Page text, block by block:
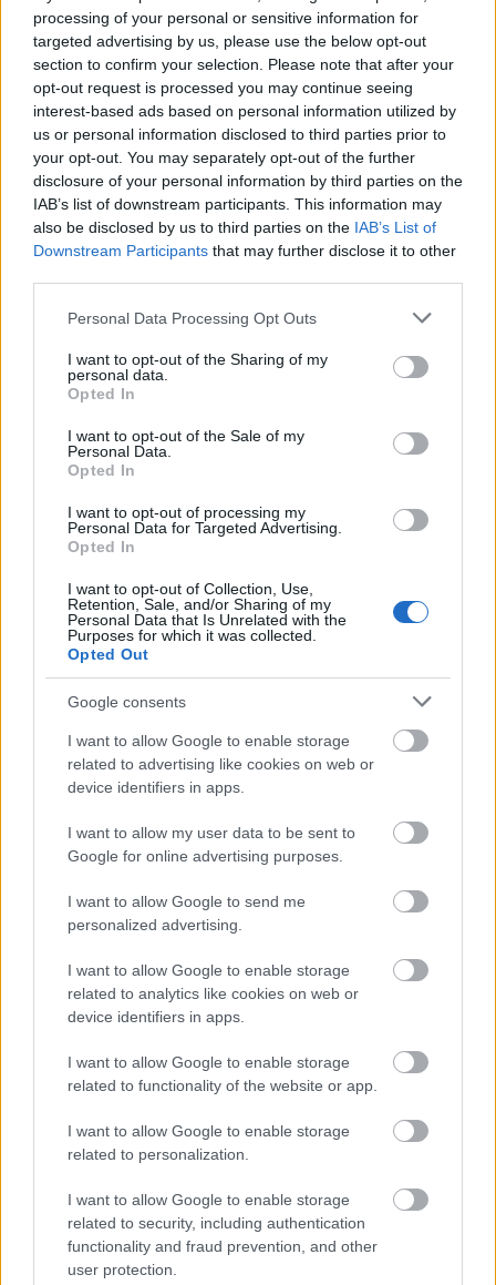
processing of your personal or sensitive information for
targeted advertising by us, please use the below opt-out
section to confirm your selection. Please note that after your
opt-out request is processed you may continue seeing
interest-based ads based on personal information utilized by
us or personal information disclosed to third parties prior to
your opt-out. You may separately opt-out of the further
disclosure of your personal information by third parties on the
IAB’s list of downstream participants. This information may
also be disclosed by us to third parties on the IAB’s List of
Downstream Participants that may further disclose it to other
Please note that this website/app uses one or more Google
not limited to your visit or usage behaviour. You may click to
grant or deny consent to Google and its third-party tags to
use your data for below specified purposes in below Google
consent section.
Personal Data Processing Opt Outs
I want to opt-out of the Sharing of my
personal data.
Opted In
I want to opt-out of the Sale of my
Personal Data.
Opted In
I want to opt-out of processing my
Personal Data for Targeted Advertising.
Opted In
I want to opt-out of Collection, Use,
Retention, Sale, and/or Sharing of my
Personal Data that Is Unrelated with the
Purposes for which it was collected.
Opted Out
Google consents
I want to allow Google to enable storage
related to advertising like cookies on web or
device identifiers in apps.
I want to allow my user data to be sent to
Google for online advertising purposes.
I want to allow Google to send me
personalized advertising.
I want to allow Google to enable storage
related to analytics like cookies on web or
device identifiers in apps.
I want to allow Google to enable storage
related to functionality of the website or app.
I want to allow Google to enable storage
related to personalization.
I want to allow Google to enable storage
related to security, including authentication
functionality and fraud prevention, and other
user protection.
a…
2011. november 08.
A szombat déli rajthoz képest nem telt el sok idő, de
máris rengeteg minden történt. Facebook
oldalunkon ezeket kilistáztuk, most egy kicsit
részletesebb hírek következnek. - Az Abu-Dhabi
kezdte a sort, és mindjárt nagyot dobtak: egy
méretesebb hullámról leérkezve…
Hírmorzsák - Volvo Ocean Race
2011. október 12.
Lezajlott egy kvalifikációs verseny a hétvégén, ennek
Palma de Mallorca - Alicante útvonal 360 tengeri
mérföldjénél kellett már többet is vitorlázni, de
gyakorlásra és pulzusnövelésre megfelelt. Rajt
október 7-én, délután…
Hírblokk
2011. július 07.
A béke szigete, második lett a király, lesznek szép
fényképek. - Lorient. Egy átlagos hétköznap a
parkolóban. - A Baltic Race Week